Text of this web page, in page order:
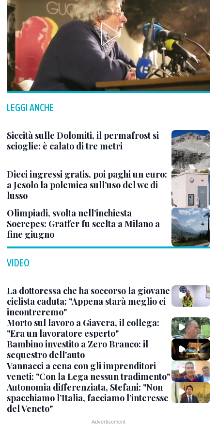
LEGGI ANCHE
Siccità sulle Dolomiti, il permafrost si
scioglie: è calato di tre metri
Dieci ingressi gratis, poi paghi un euro:
a Jesolo la polemica sull’uso del wc di
lusso
Olimpiadi, svolta nell’inchiesta
Socrepes: Graffer fu scelta a Milano a
fine giugno
VIDEO
La dottoressa che ha soccorso la giovane
ciclista caduta: "Appena starà meglio ci
incontreremo"
Morto sul lavoro a Giavera, il collega:
"Era un lavoratore esperto"
Bambino investito a Zero Branco: il
sequestro dell'auto
Vannacci a cena con gli imprenditori
veneti: "Con la Lega nessun tradimento"
Autonomia differenziata, Stefani: "Non
spacchiamo l’Italia, facciamo l’interesse
del Veneto"